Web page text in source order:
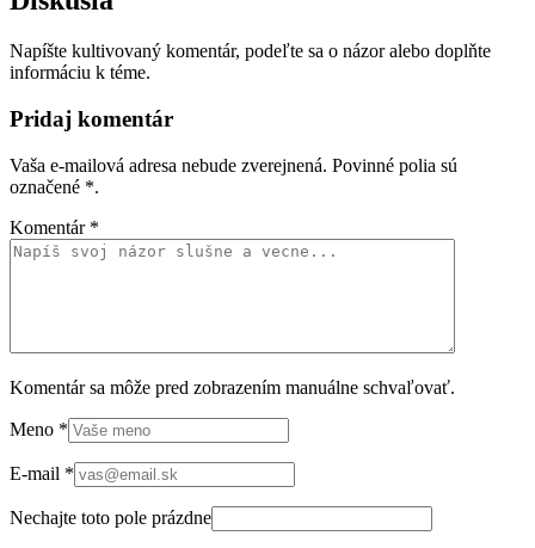
Napíšte kultivovaný komentár, podeľte sa o názor alebo doplňte
informáciu k téme.
Pridaj komentár
Vaša e-mailová adresa nebude zverejnená. Povinné polia sú
označené *.
Komentár *
Komentár sa môže pred zobrazením manuálne schvaľovať.
Meno *
E-mail *
Nechajte toto pole prázdne